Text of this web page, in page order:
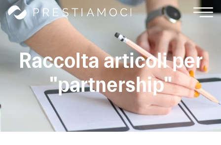
Raccolta articoli per
"partnership"